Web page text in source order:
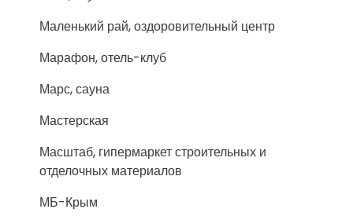
Маленький рай, оздоровительный центр
Марафон, отель-клуб
Марс, сауна
Мастерская
Масштаб, гипермаркет строительных и
отделочных материалов
МБ-Крым